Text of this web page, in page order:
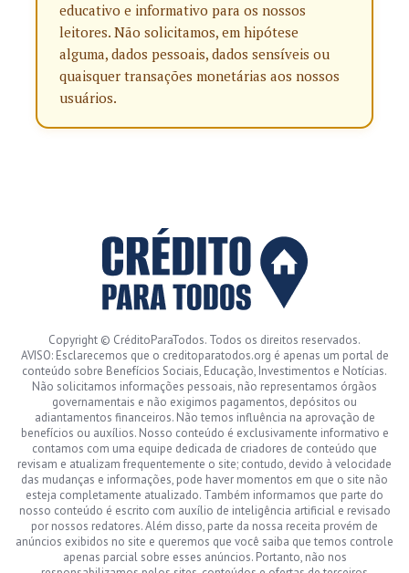
educativo e informativo para os nossos
leitores. Não solicitamos, em hipótese
alguma, dados pessoais, dados sensíveis ou
quaisquer transações monetárias aos nossos
usuários.
Copyright © CréditoParaTodos. Todos os direitos reservados.
AVISO: Esclarecemos que o creditoparatodos.org é apenas um portal de
conteúdo sobre Benefícios Sociais, Educação, Investimentos e Notícias.
Não solicitamos informações pessoais, não representamos órgãos
governamentais e não exigimos pagamentos, depósitos ou
adiantamentos financeiros. Não temos influência na aprovação de
benefícios ou auxílios. Nosso conteúdo é exclusivamente informativo e
contamos com uma equipe dedicada de criadores de conteúdo que
revisam e atualizam frequentemente o site; contudo, devido à velocidade
das mudanças e informações, pode haver momentos em que o site não
esteja completamente atualizado. Também informamos que parte do
nosso conteúdo é escrito com auxílio de inteligência artificial e revisado
por nossos redatores. Além disso, parte da nossa receita provém de
anúncios exibidos no site e queremos que você saiba que temos controle
apenas parcial sobre esses anúncios. Portanto, não nos